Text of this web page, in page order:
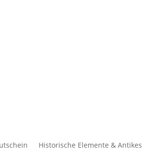
Historische Elemente & Antikes